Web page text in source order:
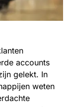
accounts
gelekt. In
weten